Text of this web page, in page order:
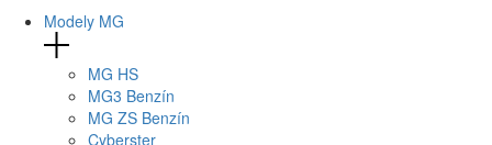
Modely MG
MG HS
MG3 Benzín
MG ZS Benzín
Cyberster